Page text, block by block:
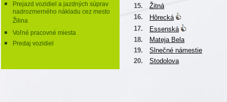
Prejazd vozidiel a jazdných súprav
nadrozmerného nákladu cez mesto
Žilina
Voľné pracovné miesta
Predaj vozidiel
15.
Žitná
16.
Hôrecká
17.
Essenská
18.
Mateja Bela
19.
Slnečné námestie
20.
Stodolova